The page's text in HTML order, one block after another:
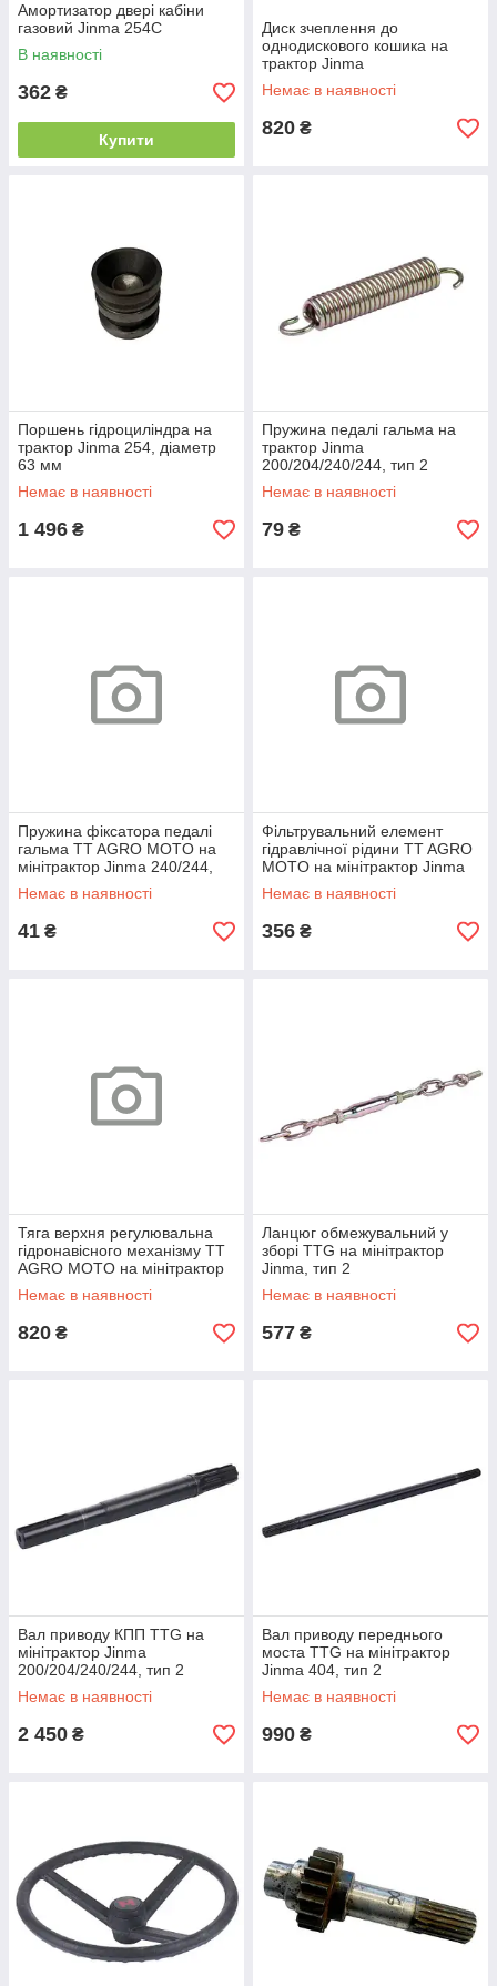
Амортизатор двері кабіни
газовий Jinma 254C
В наявності
362 ₴
Купити
Диск зчеплення до
однодискового кошика на
трактор Jinma
200/204/240/244, тип 2
Немає в наявності
820 ₴
Поршень гідроциліндра на
трактор Jinma 254, діаметр
63 мм
Немає в наявності
1 496 ₴
Пружина педалі гальма на
трактор Jinma
200/204/240/244, тип 2
Немає в наявності
79 ₴
Пружина фіксатора педалі
гальма TT AGRO MOTO на
мінітрактор Jinma 240/244,
тип 2
Немає в наявності
41 ₴
Фільтрувальний елемент
гідравлічної рідини TT AGRO
MOTO на мінітрактор Jinma
200/204/240/244, з трубкою,
тип 2
Немає в наявності
356 ₴
Тяга верхня регулювальна
гідронавісного механізму TT
AGRO MOTO на мінітрактор
Jinma 244, тип 2
Немає в наявності
820 ₴
Ланцюг обмежувальний у
зборі TTG на мінітрактор
Jinma, тип 2
Немає в наявності
577 ₴
Вал приводу КПП TTG на
мінітрактор Jinma
200/204/240/244, тип 2
Немає в наявності
2 450 ₴
Вал приводу переднього
моста TTG на мінітрактор
Jinma 404, тип 2
Немає в наявності
990 ₴